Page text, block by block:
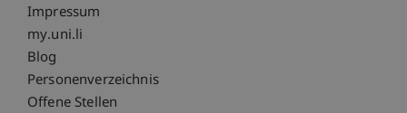
Impressum
Fußzeile Subdomain-Verzeichnis
my.uni.li
Blog
Personenverzeichnis
Offene Stellen